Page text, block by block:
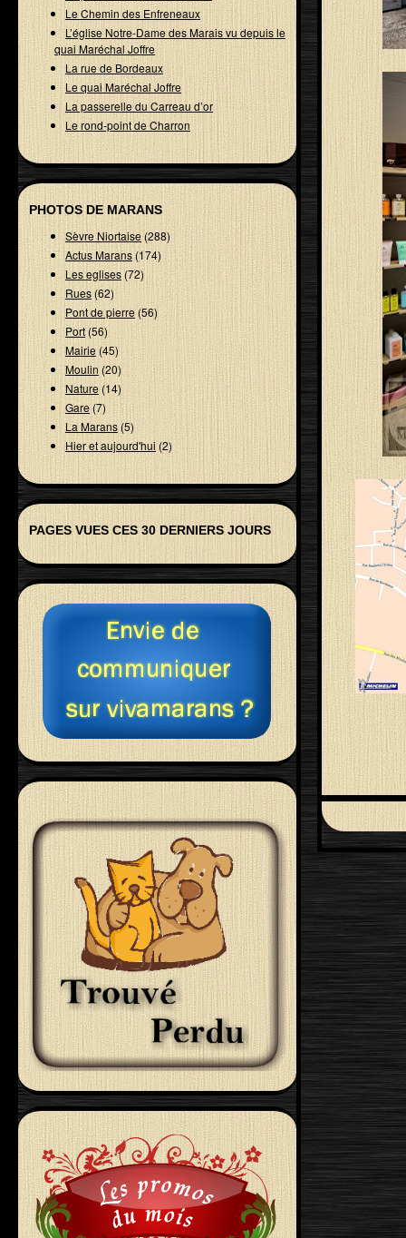
Le Chemin des Enfreneaux
L’église Notre-Dame des Marais vu depuis le
quai Maréchal Joffre
La rue de Bordeaux
Le quai Maréchal Joffre
La passerelle du Carreau d’or
Le rond-point de Charron
PHOTOS DE MARANS
Sèvre Niortaise(288)
Actus Marans (174)
Les eglises(72)
Rues(62)
Pont de pierre(56)
Port(56)
Mairie(45)
Moulin(20)
Nature(14)
Gare (7)
La Marans(5)
Hier et aujourd'hui (2)
PAGES VUES CES 30 DERNIERS JOURS